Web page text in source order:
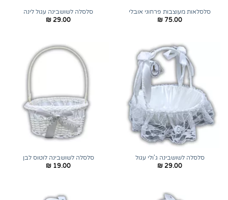
סלסלאות מעוצבות פרחוני אובלי
₪ 75.00
סלסלה לשושבינה עגול לינה
₪ 29.00
סלסלה לשושבינה ג'ולי עגול
₪ 29.00
סלסלה לשושבינה לוטוס לבן
₪ 19.00